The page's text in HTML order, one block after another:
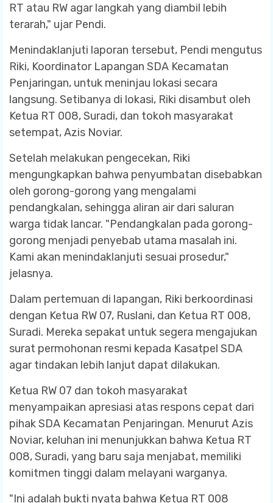
RT atau RW agar langkah yang diambil lebih
terarah," ujar Pendi.
Menindaklanjuti laporan tersebut, Pendi mengutus
Riki, Koordinator Lapangan SDA Kecamatan
Penjaringan, untuk meninjau lokasi secara
langsung. Setibanya di lokasi, Riki disambut oleh
Ketua RT 008, Suradi, dan tokoh masyarakat
setempat, Azis Noviar.
Setelah melakukan pengecekan, Riki
mengungkapkan bahwa penyumbatan disebabkan
oleh gorong-gorong yang mengalami
pendangkalan, sehingga aliran air dari saluran
warga tidak lancar. "Pendangkalan pada gorong-
gorong menjadi penyebab utama masalah ini.
Kami akan menindaklanjuti sesuai prosedur,"
jelasnya.
Dalam pertemuan di lapangan, Riki berkoordinasi
dengan Ketua RW 07, Ruslani, dan Ketua RT 008,
Suradi. Mereka sepakat untuk segera mengajukan
surat permohonan resmi kepada Kasatpel SDA
agar tindakan lebih lanjut dapat dilakukan.
Ketua RW 07 dan tokoh masyarakat
menyampaikan apresiasi atas respons cepat dari
pihak SDA Kecamatan Penjaringan. Menurut Azis
Noviar, keluhan ini menunjukkan bahwa Ketua RT
008, Suradi, yang baru saja menjabat, memiliki
komitmen tinggi dalam melayani warganya.
"Ini adalah bukti nyata bahwa Ketua RT 008